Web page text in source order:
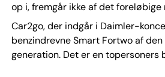
op i, fremgår ikke af det foreløbige
Car2go, der indgår i Daimler-
benzindrevne Smart Fortwo af
generation. Det er en topersoners